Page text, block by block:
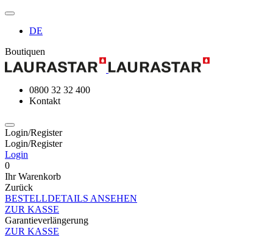
DE
Boutiquen
0800 32 32 400
Kontakt
Login/Register
Login/Register
Login
0
Ihr Warenkorb
Zurück
BESTELLDETAILS ANSEHEN
ZUR KASSE
Garantieverlängerung
ZUR KASSE